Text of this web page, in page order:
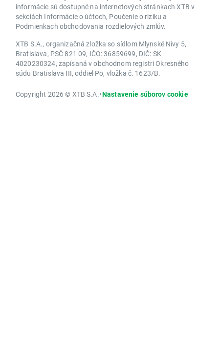
informácie sú dostupné na internetových stránkach XTB v
sekciách Informácie o účtoch, Poučenie o riziku a
Podmienkach obchodovania rozdielových zmlúv.
XTB S.A., organizačná zložka so sídlom Mlynské Nivy 5,
Bratislava, PSČ 821 09, IČO: 36859699, DIČ: SK
4020230324, zapísaná v obchodnom registri Okresného
súdu Bratislava III, oddiel Po, vložka č. 1623/B.
Copyright 2026 © XTB S.A.•Nastavenie súborov cookie